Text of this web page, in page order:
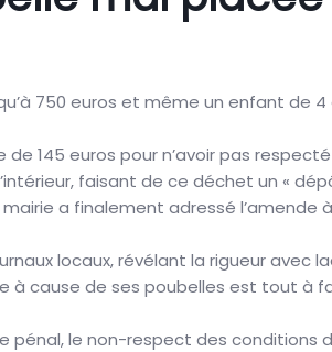
750 euros et même un enfant de 4
145 euros pour n’avoir pas
faisant de ce déchet un «
a finalement adressé l’amende
locaux, révélant la rigueur avec
à cause de ses poubelles est tout à
pénal, le non-respect des